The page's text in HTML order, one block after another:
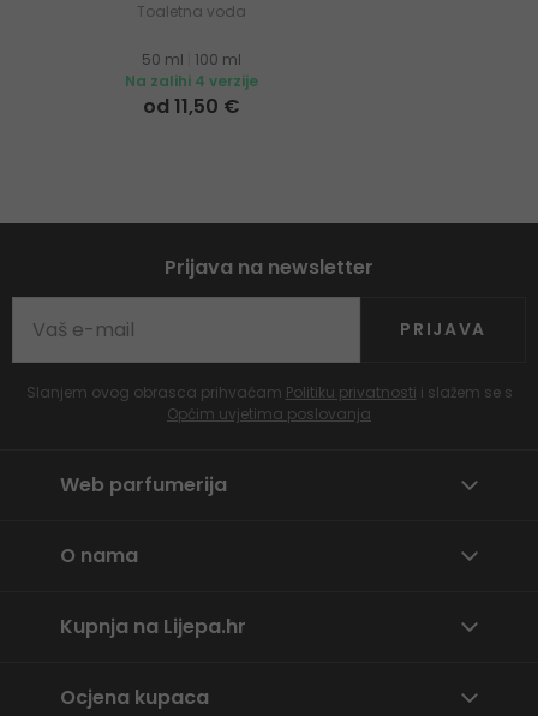
Toaletna voda
50 ml
100 ml
Na zalihi 4 verzije
od 11,50 €
Prijava na newsletter
PRIJAVA
Slanjem ovog obrasca prihvaćam Politiku privatnosti i slažem se s
Općim uvjetima poslovanja
Web parfumerija
O nama
Kupnja na Lijepa.hr
Ocjena kupaca